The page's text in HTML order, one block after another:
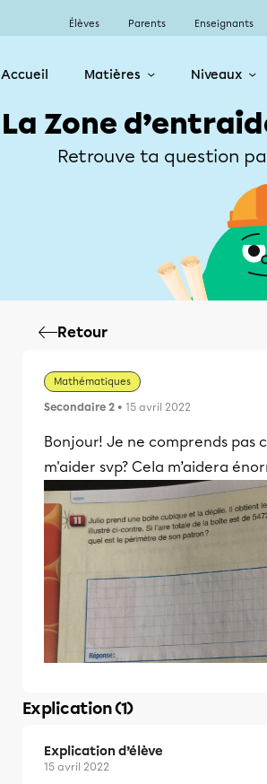
Élèves Parents Enseignants
Accueil Matières Niveaux
La Zone
Retrouve ta question
Retour
Mathématiques
Secondaire 2 • 15 avril 2022
Bonjour! Je ne comprends pas
m'aider svp? Cela m’aidera
Explication (1)
Explication d’élève
15 avril 2022